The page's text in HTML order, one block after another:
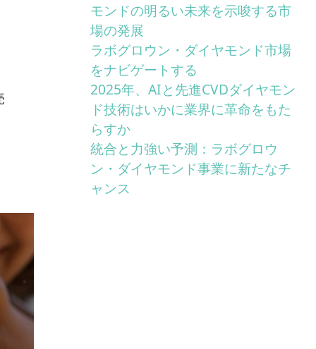
モンドの明るい未来を示唆する市
場の発展
ラボグロウン・ダイヤモンド市場
をナビゲートする
2025年、AIと先進CVDダイヤモン
ド技術はいかに業界に革命をもた
らすか
統合と力強い予測：ラボグロウ
ン・ダイヤモンド事業に新たなチ
ャンス